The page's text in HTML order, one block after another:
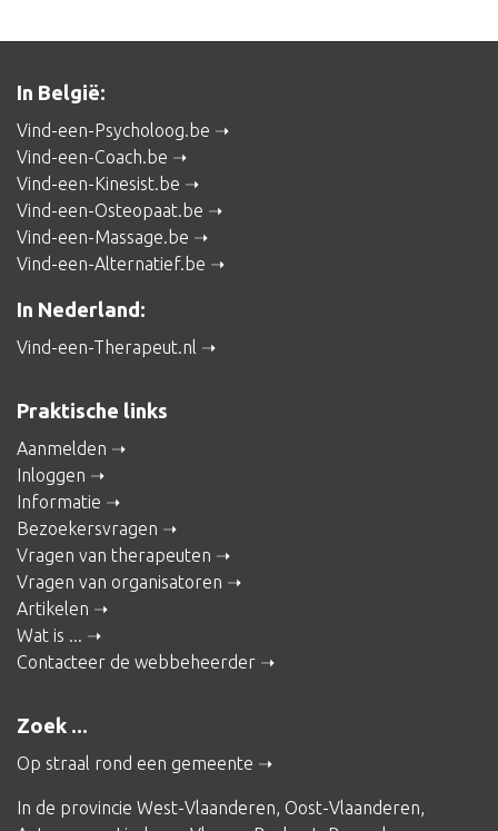
In België:
Vind-een-Psycholoog.be
Vind-een-Coach.be
Vind-een-Kinesist.be
Vind-een-Osteopaat.be
Vind-een-Massage.be
Vind-een-Alternatief.be
In Nederland:
Vind-een-Therapeut.nl
Praktische links
Aanmelden
Inloggen
Informatie
Bezoekersvragen
Vragen van therapeuten
Vragen van organisatoren
Artikelen
Wat is ...
Contacteer de webbeheerder
Zoek ...
Op straal rond een gemeente
In de provincie West-Vlaanderen, Oost-Vlaanderen,